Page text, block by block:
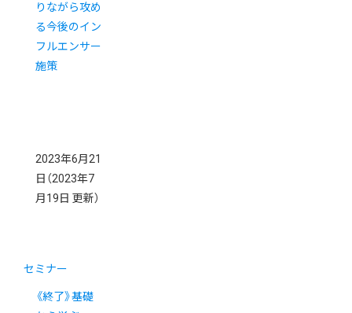
りながら攻め
る今後のイン
フルエンサー
施策
2023年6月21
日 （2023年7
月19日 更新）
セミナー
《終了》基礎